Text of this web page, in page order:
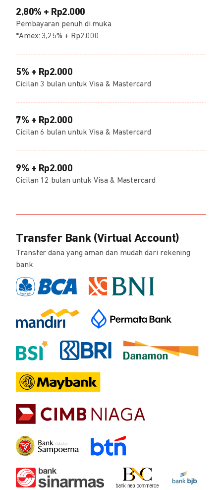
2,80% + Rp2.000
Pembayaran penuh di muka
*Amex: 3,25% + Rp2.000
5% + Rp2.000
Cicilan 3 bulan untuk Visa & Mastercard
7% + Rp2.000
Cicilan 6 bulan untuk Visa & Mastercard
9% + Rp2.000
Cicilan 12 bulan untuk Visa & Mastercard
Transfer Bank (Virtual Account)
Transfer dana yang aman dan mudah dari rekening
bank